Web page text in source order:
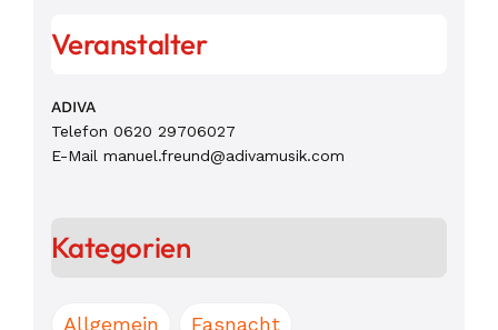
Veranstalter
ADIVA
Telefon 0620 29706027
E-Mail manuel.freund@adivamusik.com
Kategorien
Allgemein Fasnacht